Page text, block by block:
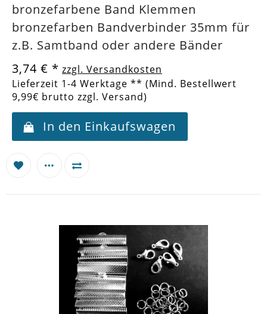
bronzefarbene Band Klemmen
bronzefarben Bandverbinder 35mm für
z.B. Samtband oder andere Bänder
3,74 € * zzgl. Versandkosten
Lieferzeit 1-4 Werktage ** (Mind. Bestellwert
9,99€ brutto zzgl. Versand)
In den Einkaufswagen